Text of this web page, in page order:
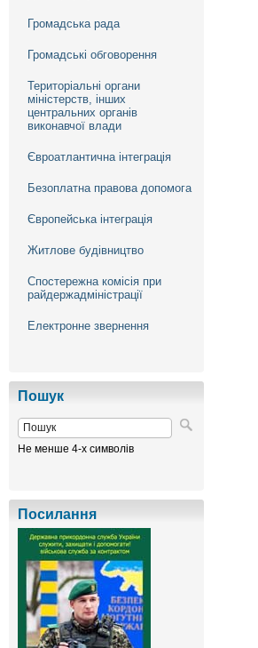
Громадська рада
Громадські обговорення
Територіальні органи
міністерств, інших
центральних органів
виконавчої влади
Євроатлантична інтеграція
Безоплатна правова допомога
Європейська інтеграція
Житлове будівництво
Спостережна комісія при
райдержадміністрації
Електронне звернення
Пошук
Не менше 4-х символів
Посилання